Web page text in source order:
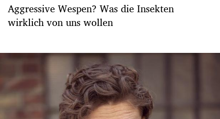
Aggressive Wespen? Was die Insekten
wirklich von uns wollen